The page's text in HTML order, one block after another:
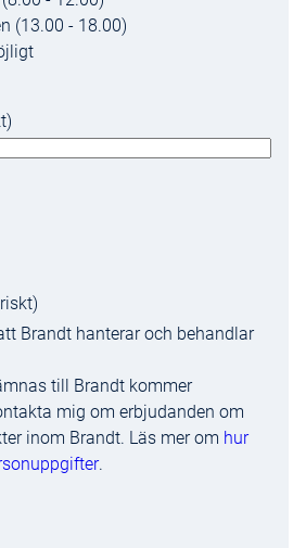
(13.00 - 18.00)
Brandt hanterar och behandlar
till Brandt kommer
mig om erbjudanden om
inom Brandt. Läs mer om hur
.